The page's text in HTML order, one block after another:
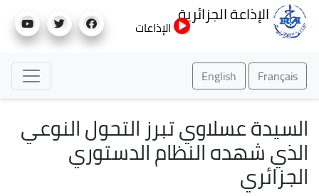
إلى
الإذاعة الجزائرية
الإذاعات
Français
English
السيدة عسلاوي تبرز التحول النوعي
الذي شهده النظام الدستوري
الجزائري